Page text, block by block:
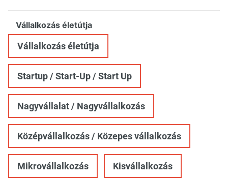
Vállalkozás életútja
Vállalkozás életútja
Startup / Start-Up / Start Up
Nagyvállalat / Nagyvállalkozás
Középvállalkozás / Közepes vállalkozás
Mikrovállalkozás Kisvállalkozás